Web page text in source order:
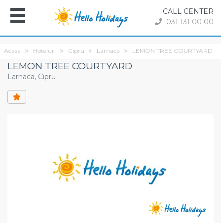
CALL CENTER
031 131 00 00
Acasa Hoteluri Cipru Larnaca LEMON TREE COURTYARD
LEMON TREE COURTYARD
Larnaca, Cipru